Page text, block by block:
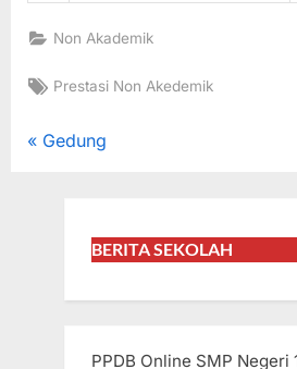
Non Akademik
Tags:
Prestasi Non Akedemik
Navigasi
P
Gedung
BERITA SEKOLAH
PPDB Online SMP Negeri